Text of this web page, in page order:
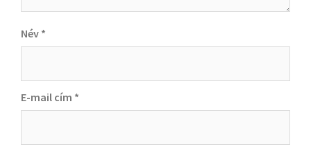
Név *
E-mail cím *